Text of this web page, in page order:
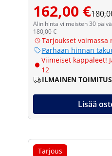
162,00 €
Alin hinta viimeisten 30
180,00 €
Tarjoukset
Parhaan hinnan
Viimeiset kappaleet!
12
ILMAINEN TOIMITUS
Lisää
Tarjous